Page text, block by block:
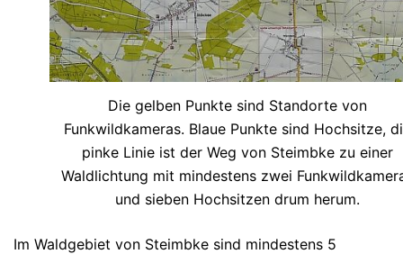
Die gelben Punkte sind Standorte von
Funkwildkameras. Blaue Punkte sind Hochsitze,
pinke Linie ist der Weg von Steimbke zu einer
Waldlichtung mit mindestens zwei
und sieben Hochsitzen drum herum.
Im Waldgebiet von Steimbke sind mindestens 5